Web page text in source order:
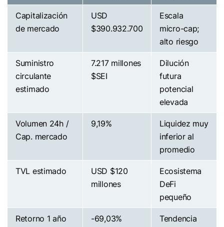
Capitalización
de mercado
USD
$390.932.700
Escala
micro-cap;
alto riesgo
Suministro
circulante
estimado
7.217 millones
$SEI
Dilución
futura
potencial
elevada
Volumen 24h /
Cap. mercado
9,19%
Liquidez muy
inferior al
promedio
TVL estimado
USD $120
millones
Ecosistema
DeFi
pequeño
Retorno 1 año -69,03%
Tendencia